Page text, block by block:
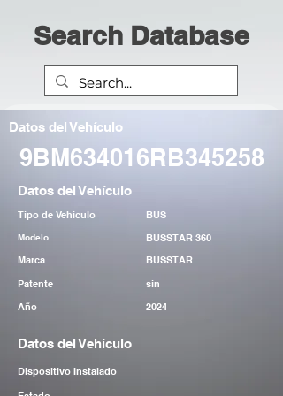
Search Database
Datos del Vehículo
9BM634016RB345258
Datos del Vehículo
Tipo de Vehiculo BUS
Modelo
BUSSTAR 360
Marca
BUSSTAR
Patente
sin
Año
2024
Datos del Vehículo
Dispositivo Instalado